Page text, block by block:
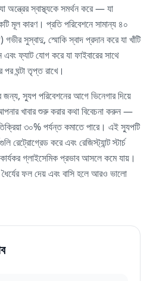
অন্ত্রের স্বাস্থ্যকে সমর্থন করে — যা
মূল কারণ। প্রতি পরিবেশনে সামান্য ৪০
সুস্বাদু, স্মোকি স্বাদ প্রদান করে যা খাঁটি
ফ্যাট যোগ করে যা ফাইবারের সাথে
ঘন্টা তৃপ্ত রাখে।
জন্য, স্যুপ পরিবেশনের আগে ভিনেগার দিয়ে
খাবার শুরু করার কথা বিবেচনা করুন —
৩০% পর্যন্ত কমাতে পারে। এই স্যুপটি
রেট্রোগ্রেড করে এবং রেজিস্ট্যান্ট স্টার্চ
গ্লাইসেমিক প্রভাব আসলে কমে যায়।
ধৈর্যের ফল দেয় এবং বাসি হলে আরও ভালো